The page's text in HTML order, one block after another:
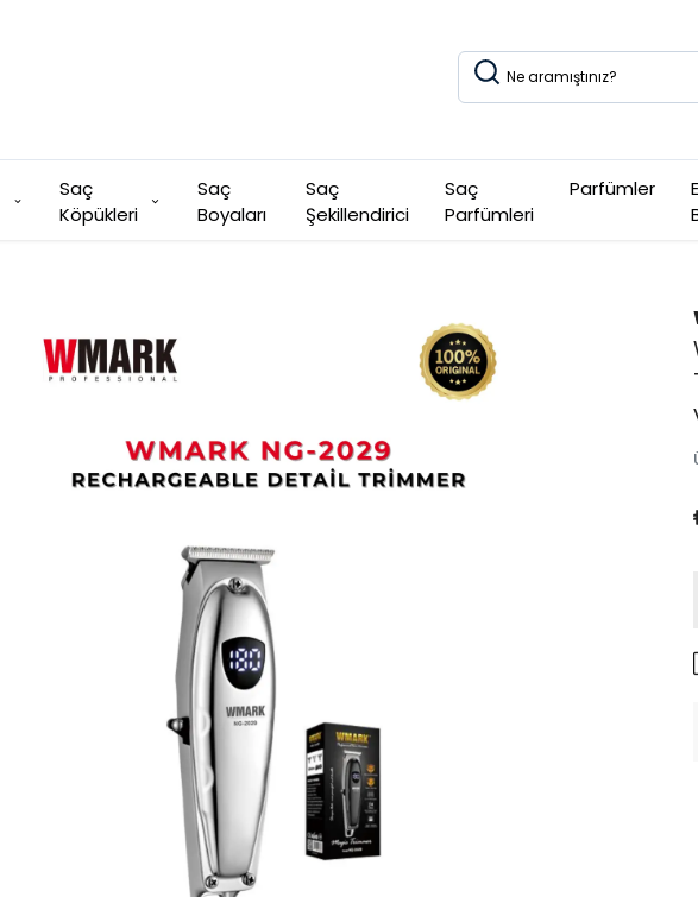
Saç
Köpükleri
Saç
Boyaları
Saç
Şekillendirici
Saç
Parfümleri
Parfümler